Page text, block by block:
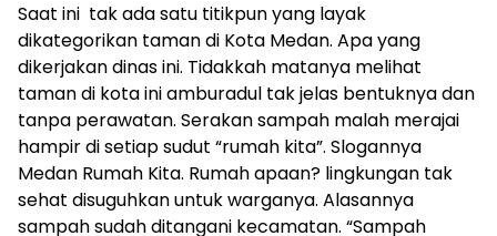
Saat ini tak ada satu titikpun yang layak
dikategorikan taman di Kota Medan. Apa yang
dikerjakan dinas ini. Tidakkah matanya melihat
taman di kota ini amburadul tak jelas bentuknya dan
tanpa perawatan. Serakan sampah malah merajai
hampir di setiap sudut “rumah kita”. Slogannya
Medan Rumah Kita. Rumah apaan? lingkungan tak
sehat disuguhkan untuk warganya. Alasannya
sampah sudah ditangani kecamatan. “Sampah